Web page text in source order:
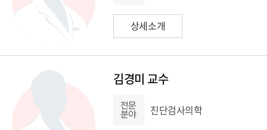
상세소개
김경미 교수
진단검사의학